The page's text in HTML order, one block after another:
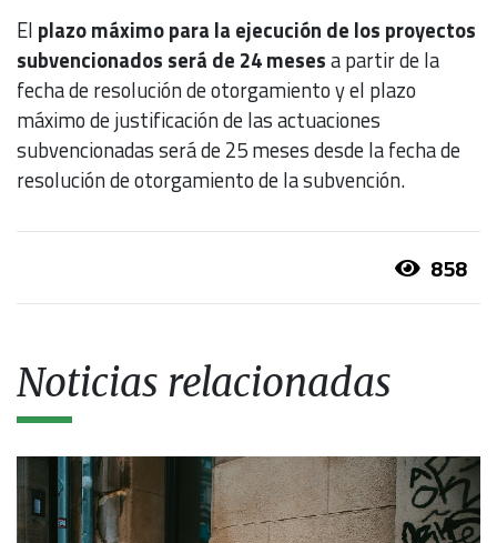
El plazo máximo para la ejecución de los proyectos
subvencionados será de 24 mesesa partir de la
fecha de resolución de otorgamiento y el plazo
máximo de justificación de las actuaciones
subvencionadas será de 25 meses desde la fecha de
resolución de otorgamiento de la subvención.
858
Noticias relacionadas